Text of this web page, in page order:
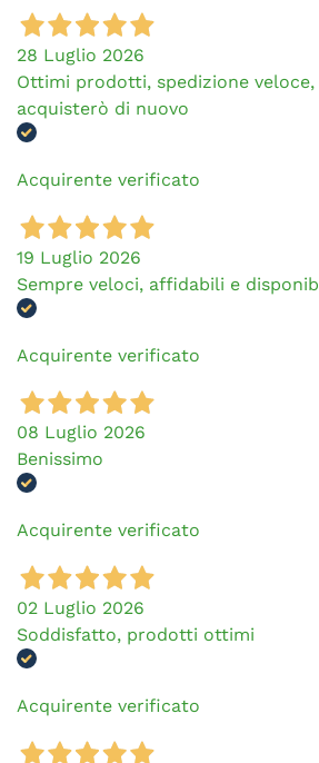
28 Luglio 2026
Ottimi prodotti, spedizione
acquisterò di nuovo
Acquirente verificato
19 Luglio 2026
Sempre veloci, affidabili e
Acquirente verificato
08 Luglio 2026
Benissimo
Acquirente verificato
02 Luglio 2026
Soddisfatto, prodotti ottimi
Acquirente verificato